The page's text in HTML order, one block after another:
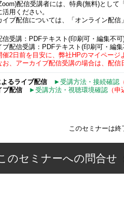
配信受講者には、特典(無料)とし
活用ください。
イブ配信については、「オンライン配信
信受講：PDFテキスト(印刷可・編集不可
ブ配信受講：PDFテキスト(印刷可・編集
前を目安に、弊社HPのマイページよ
ーカイブ配信受講の場合は、配信日
よるライブ配信 ►受講方法・接続確認
ブ配信
►受講方法・視聴環境確認（申
このセミナーは終
のセミナーへの問合せ